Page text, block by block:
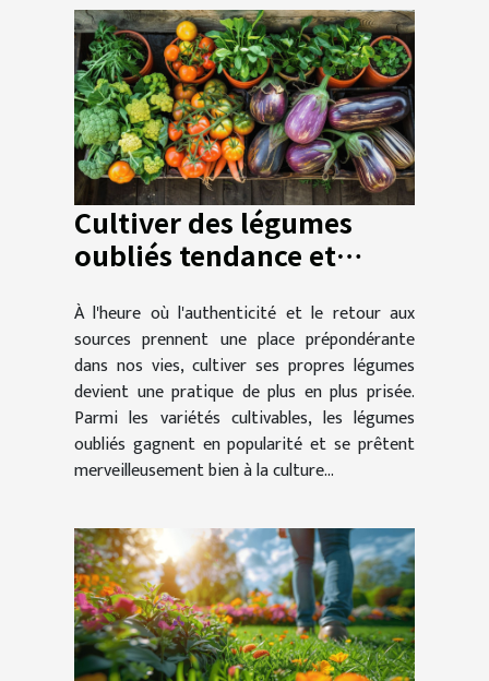
Cultiver des légumes
oubliés tendance et
À l'heure où l'authenticité et le retour aux
sources prennent une place prépondérante
dans nos vies, cultiver ses propres légumes
devient une pratique de plus en plus prisée.
Parmi les variétés cultivables, les légumes
oubliés gagnent en popularité et se prêtent
merveilleusement bien à la culture...